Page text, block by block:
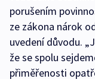
porušením
ze zákona nárok
uvedení důvodu.
že se spolu
přiměřenosti